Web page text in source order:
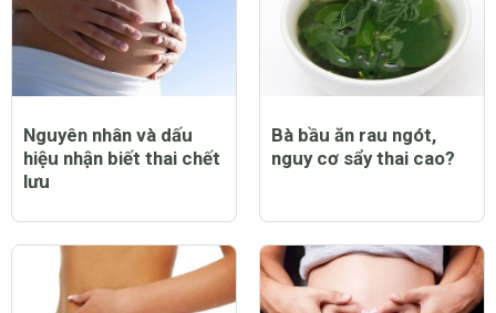
Nguyên nhân và dấu
hiệu nhận biết thai chết
lưu
Bà bầu ăn rau ngót,
nguy cơ sẩy thai cao?